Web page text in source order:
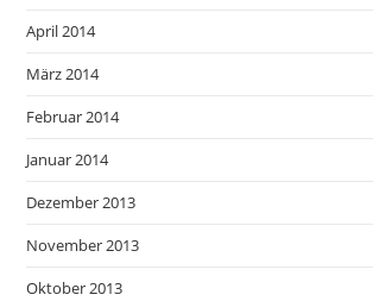
April 2014
März 2014
Februar 2014
Januar 2014
Dezember 2013
November 2013
Oktober 2013